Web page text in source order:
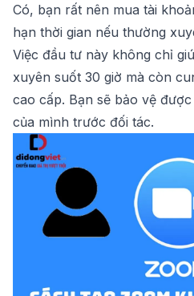
Có, bạn rất nên mua tài
hạn thời gian nếu thường
Việc đầu tư này không chỉ
xuyên suốt 30 giờ mà còn
cao cấp. Bạn sẽ bảo vệ
của mình trước đối tác.